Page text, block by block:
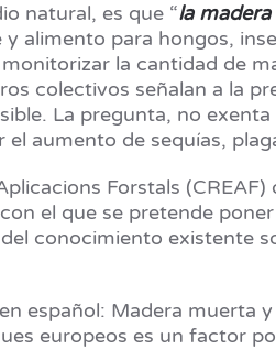
natural, es que “la
alimento para hongos,
la cantidad de
colectivos señalan a la
La pregunta, no exenta
aumento de sequías,
Forstals (CREAF)
el que se pretende
conocimiento existente
español: Madera muerta
europeos es un factor